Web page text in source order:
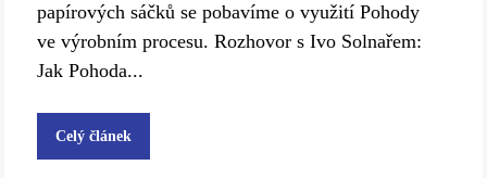
papírových sáčků se pobavíme o využití Pohody
ve výrobním procesu. Rozhovor s Ivo Solnařem:
Jak Pohoda...
Celý článek